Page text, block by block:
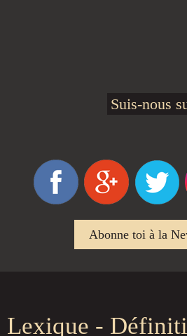
Suis-nous
Abonne toi à la
Lexique -